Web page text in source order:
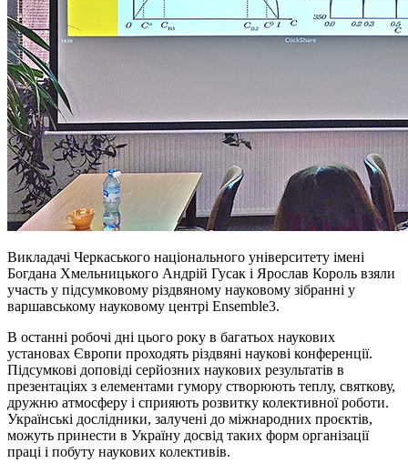
Викладачі Черкаського національного університету імені
Богдана Хмельницького Андрій Гусак і Ярослав Король взяли
участь у підсумковому різдвяному науковому зібранні у
варшавському науковому центрі Ensemble3.
В останні робочі дні цього року в багатьох наукових
установах Європи проходять різдвяні наукові конференції.
Підсумкові доповіді серйозних наукових результатів в
презентаціях з елементами гумору створюють теплу, святкову,
дружню атмосферу і сприяють розвитку колективної роботи.
Українські дослідники, залучені до міжнародних проєктів,
можуть принести в Україну досвід таких форм організації
праці і побуту наукових колективів.